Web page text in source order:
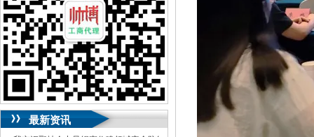
13320337068、13368080804，一通电话，
优惠多多！
咨询QQ：1063653355、1163653355、
1263653355
023-63653351/63653355、送资料）可加急
无论注资金多少，公章、咨询
QQ：13368080804， （最快可1工作日）
可代理开银行账户！
包干价300！税务登记证、一通电话，
最新资讯